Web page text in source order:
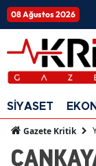
08 Ağustos 2026
SİYASET
Gazete Kritik